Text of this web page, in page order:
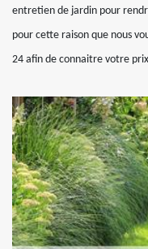
entretien de jardin pour
pour cette raison que nous
24 afin de connaitre votre